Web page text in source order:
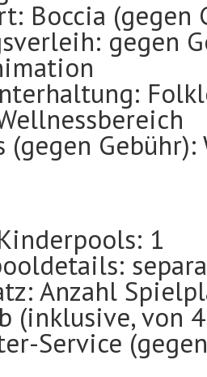
Boccia (gegen
gegen
(gegen
1
Anzahl
(inklusive, von
Service